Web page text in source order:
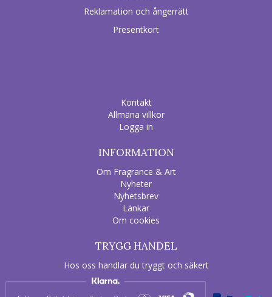
Reklamation och ångerrätt
Presentkort
Kontakt
Allmäna villkor
Logga in
INFORMATION
Om Fragrance & Art
Nyheter
Nyhetsbrev
Länkar
Om cookies
TRYGG HANDEL
Hos oss handlar du tryggt och säkert